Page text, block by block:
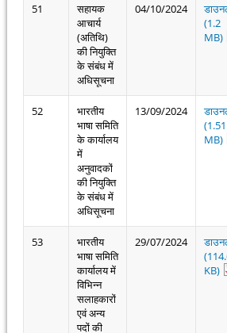
51
सहायक
आचार्य
(अतिथि)
की नियुक्ति
के संबंध में
अधिसूचना
04/10/2024
(1.2
MB)
52
भारतीय
भाषा समिति
के कार्यालय
में
अनुवादकों
की नियुक्ति
के संबंध में
अधिसूचना
13/09/2024
(1.51
MB)
53
भारतीय
भाषा समिति
कार्यालय में
विभिन्न
सलाहकारों
एवं अन्य
पदों की
29/07/2024
KB)